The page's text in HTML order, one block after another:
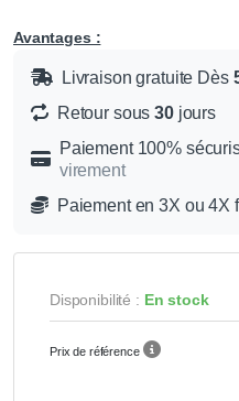
Avantages :
Livraison gratuite Dès
Retour sous30jours
Paiement 100%
virement
Paiement en 3X ou 4X
Disponibilité : En stock
Prix de référence